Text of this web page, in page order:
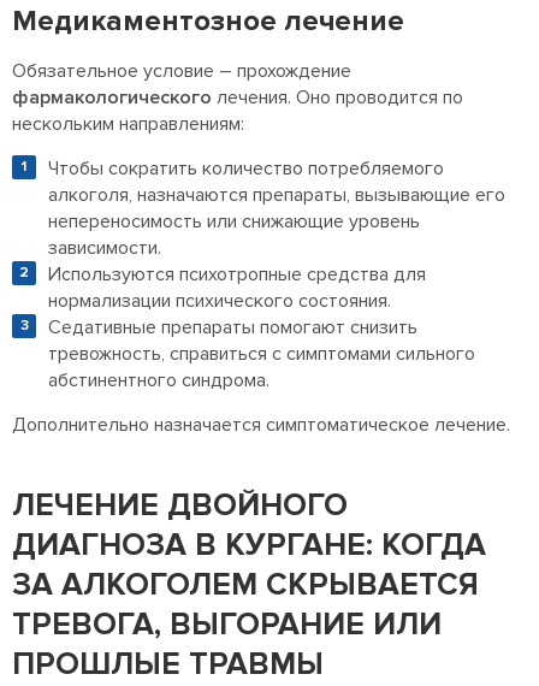
Медикаментозное лечение
Обязательное условие – прохождение
фармакологического лечения. Оно проводится по
нескольким направлениям:
Чтобы сократить количество потребляемого
алкоголя, назначаются препараты, вызывающие его
непереносимость или снижающие уровень
зависимости.
Используются психотропные средства для
нормализации психического состояния.
Седативные препараты помогают снизить
тревожность, справиться с симптомами сильного
абстинентного синдрома.
Дополнительно назначается симптоматическое лечение.
ЛЕЧЕНИЕ ДВОЙНОГО
ДИАГНОЗА В КУРГАНЕ: КОГДА
ЗА АЛКОГОЛЕМ СКРЫВАЕТСЯ
ТРЕВОГА, ВЫГОРАНИЕ ИЛИ
ПРОШЛЫЕ ТРАВМЫ